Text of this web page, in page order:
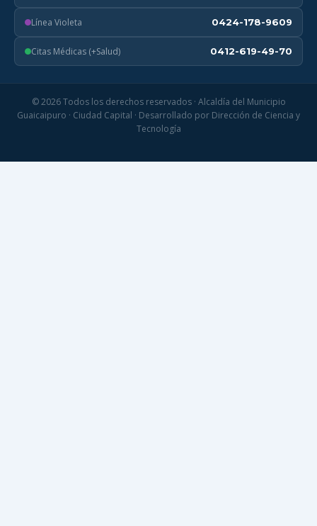
Línea Violeta 0424-178-9609
Citas Médicas (+Salud) 0412-619-49-70
© 2026 Todos los derechos reservados · Alcaldía del Municipio
Guaicaipuro · Ciudad Capital · Desarrollado por Dirección de Ciencia y
Tecnología